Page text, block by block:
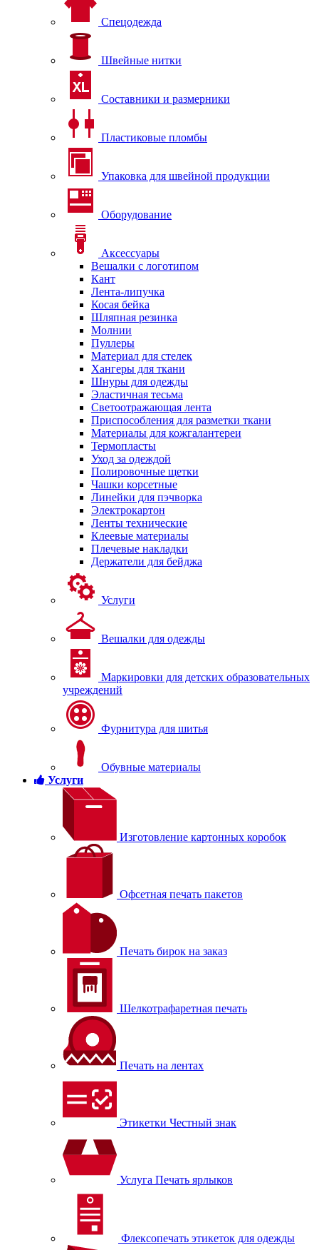
Спецодежда
Швейные нитки
Составники и размерники
Пластиковые пломбы
Упаковка для швейной продукции
Оборудование
Аксессуары
Вешалки с логотипом
Кант
Лента-липучка
Косая бейка
Шляпная резинка
Молнии
Пуллеры
Материал для стелек
Хангеры для ткани
Шнуры для одежды
Эластичная тесьма
Светоотражающая лента
Приспособления для разметки ткани
Материалы для кожгалантереи
Термопласты
Уход за одеждой
Полировочные щетки
Чашки корсетные
Линейки для пэчворка
Электрокартон
Ленты технические
Клеевые материалы
Плечевые накладки
Держатели для бейджа
Услуги
Вешалки для одежды
Маркировки для детских образовательных
учреждений
Фурнитура для шитья
Обувные материалы
Услуги
Изготовление картонных коробок
Офсетная печать пакетов
Печать бирок на заказ
Шелкотрафаретная печать
Печать на лентах
Этикетки Честный знак
Услуга Печать ярлыков
Флексопечать этикеток для одежды